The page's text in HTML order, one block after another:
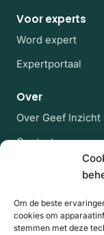
Om de beste
cookies om
stemmen met deze
Voor experts
Word expert
Expertportaal
Over
Over Geef Inzicht
Contact
Veelgestelde
Blijf op de
Af en toe een